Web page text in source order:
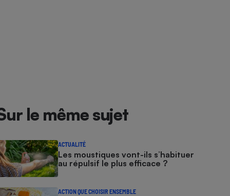
le même sujet
ACTUALITÉ
Les moustiques vont-ils s’habituer
au répulsif le plus efficace ?
ACTION QUE CHOISIR ENSEMBLE